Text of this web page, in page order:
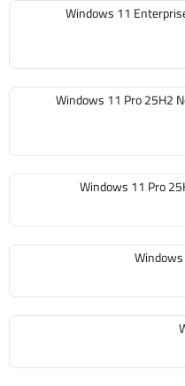
Windows 11
Windows 11 Pro 25H2
Windows 11 Pro